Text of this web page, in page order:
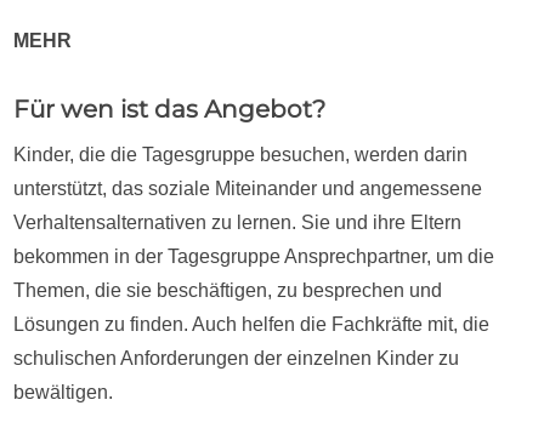
MEHR
Für wen ist das Angebot?
Kinder, die die Tagesgruppe besuchen, werden darin
unterstützt, das soziale Miteinander und angemessene
Verhaltensalternativen zu lernen. Sie und ihre Eltern
bekommen in der Tagesgruppe Ansprechpartner, um die
Themen, die sie beschäftigen, zu besprechen und
Lösungen zu finden. Auch helfen die Fachkräfte mit, die
schulischen Anforderungen der einzelnen Kinder zu
bewältigen.